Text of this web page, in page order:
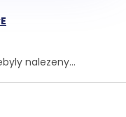
nalezeny...